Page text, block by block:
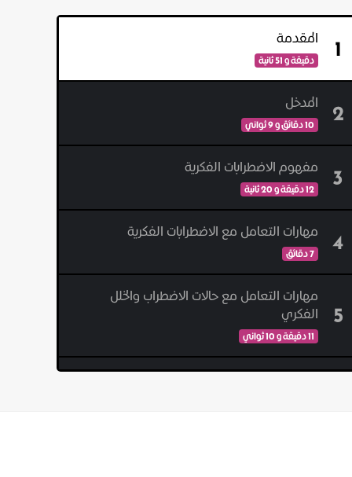
1 المقدمة
دقيقة و 51 ثانية
2 المدخل
10 دقائق و 9 ثواني
3 مفهوم الاضطرابات الفكرية
12 دقيقة و 20 ثانية
4 مهارات التعامل مع الاضطرابات الفكرية
7 دقائق
5
مهارات التعامل مع حالات الاضطراب والخلل
الفكري
11 دقيقة و 10 ثواني
معرفة أنماط الشخصية